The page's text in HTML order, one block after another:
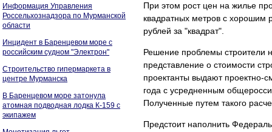
Информация Управления
Россельхознадзора по Мурманской
области
Инцидент в Баренцевом море с
российским судном "Электрон"
Строительство гипермаркета в
центре Мурманска
В Баренцевом море затонула
атомная подводная лодка К-159 с
экипажем
При этом рост цен на жилье
квадратных метров с хорошим
рублей за "квадрат".
Решение проблемы строители
представление о стоимости
проектанты выдают проектно-
года с усредненным
Полученные путем такого
Предстоит наполнить